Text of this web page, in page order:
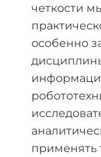
четкости
особенно
применять